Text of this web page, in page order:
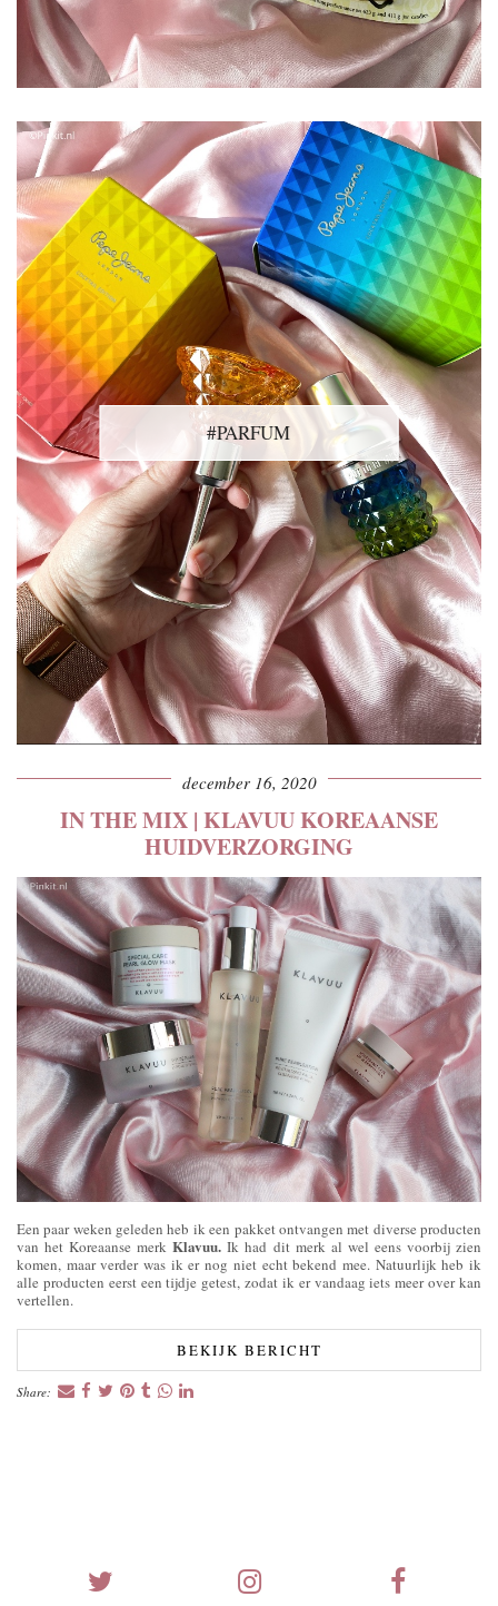
#PARFUM
december 16, 2020
IN THE MIX | KLAVUU KOREAANSE
HUIDVERZORGING
Een paar weken geleden heb ik een pakket ontvangen met diverse producten
van het Koreaanse merkKlavuu. Ik had dit merk al wel eens voorbij zien
komen, maar verder was ik er nog niet echt bekend mee. Natuurlijk heb ik
alle producten eerst een tijdje getest, zodat ik er vandaag iets meer over kan
vertellen.
BEKIJK BERICHT
Share: